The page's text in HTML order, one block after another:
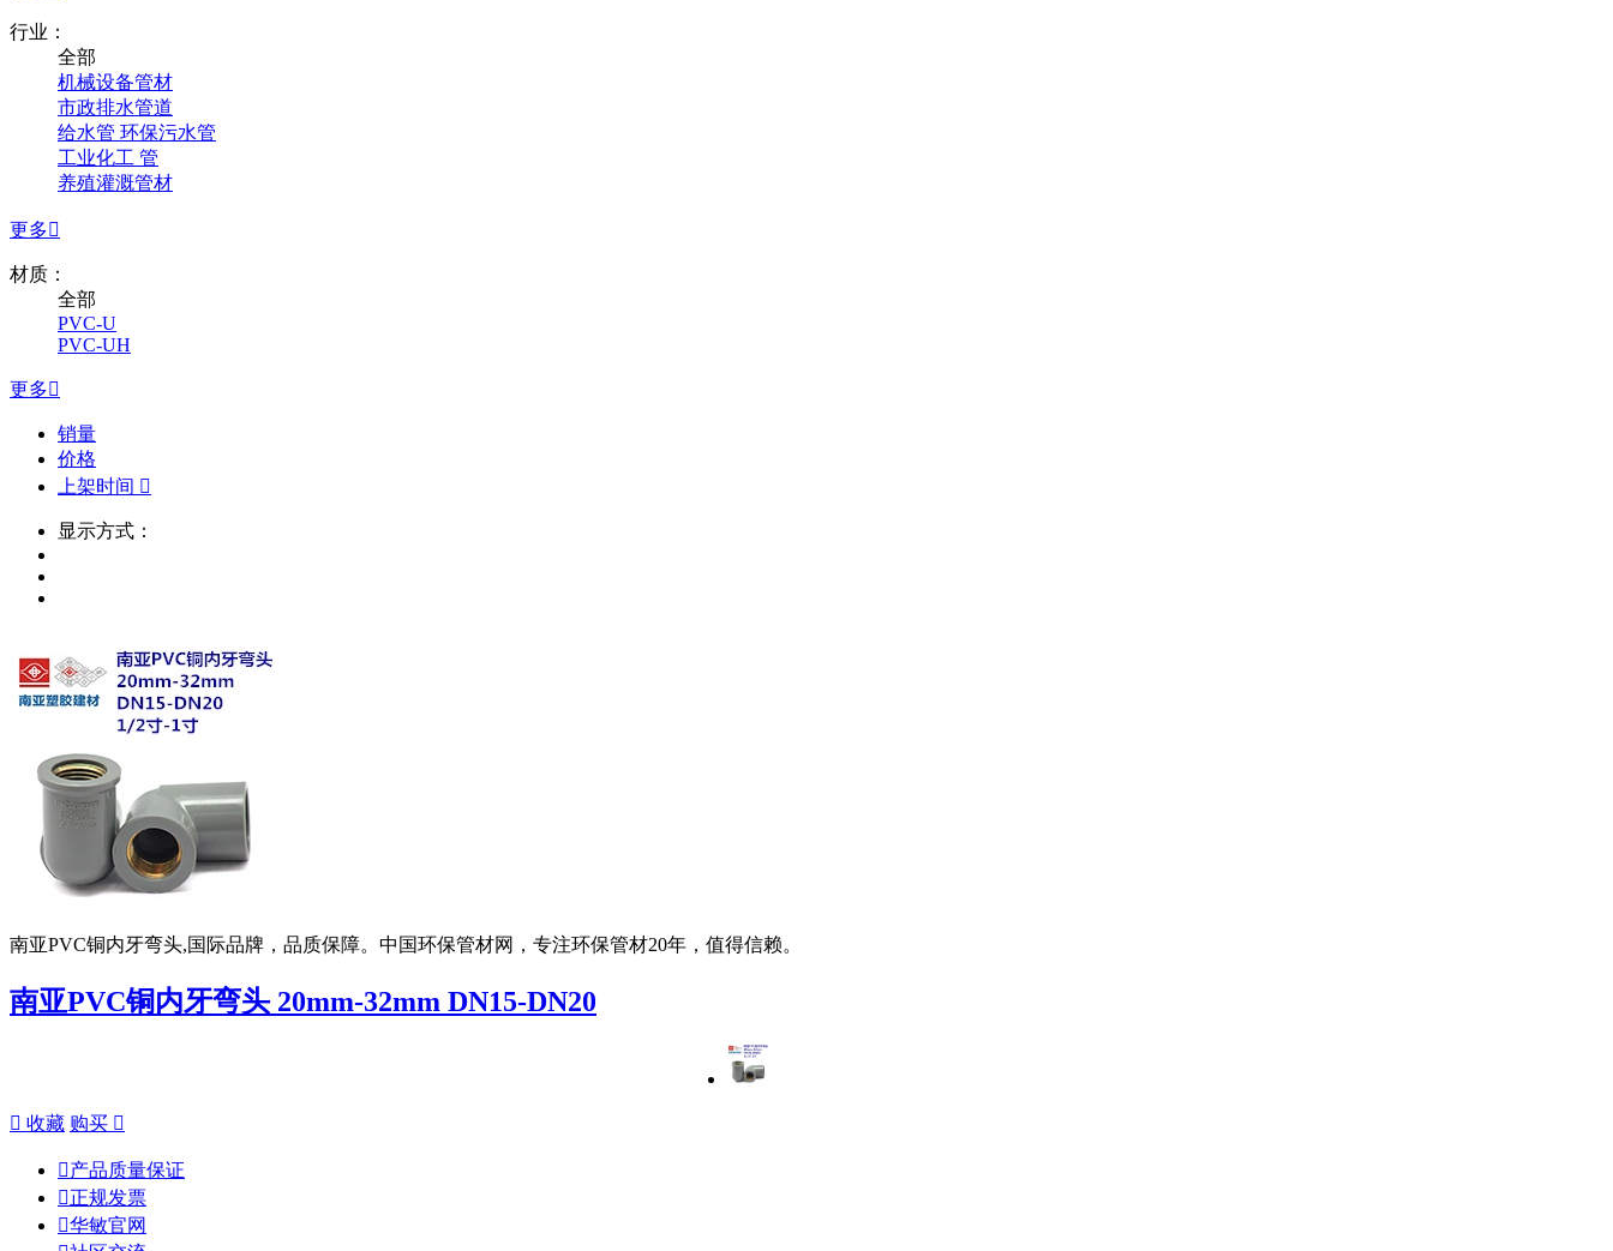
行业：
全部
机械设备管材
市政排水管道
给水管 环保污水管
工业化工 管
养殖灌溉管材
更多
材质：
全部
PVC-U
PVC-UH
更多
销量
价格
上架时间 
显示方式：
南亚PVC铜内牙弯头,国际品牌，品质保障。中国环保管材网，专注环保管材20年，值得信赖。
南亚PVC铜内牙弯头 20mm-32mm DN15-DN20
 收藏 购买 
产品质量保证
正规发票
华敏官网